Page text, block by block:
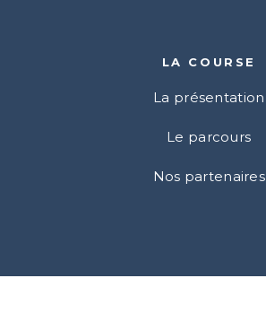
LA COURSE
La présentation
Le parcours
Nos partenaires